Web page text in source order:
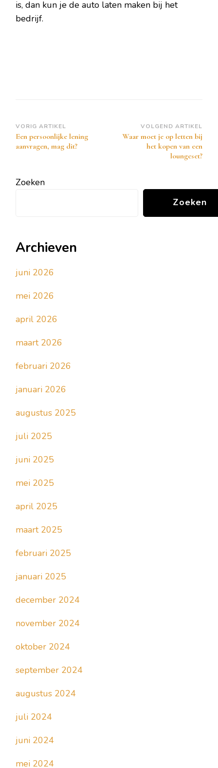
is, dan kun je de auto laten maken bij het
bedrijf.
Bericht
navigatie
VORIG ARTIKEL
Een persoonlijke lening
aanvragen, mag dit?
VOLGEND ARTIKEL
Waar moet je op letten bij
het kopen van een
loungeset?
Zoeken
Zoeken
Archieven
juni 2026
mei 2026
april 2026
maart 2026
februari 2026
januari 2026
augustus 2025
juli 2025
juni 2025
mei 2025
april 2025
maart 2025
februari 2025
januari 2025
december 2024
november 2024
oktober 2024
september 2024
augustus 2024
juli 2024
juni 2024
mei 2024